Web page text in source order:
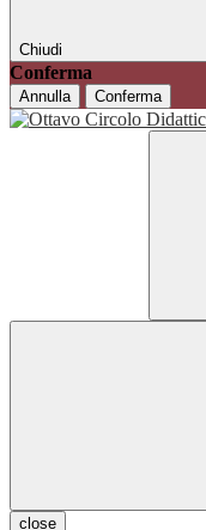
Chiudi
Conferma
Annulla Conferma
close